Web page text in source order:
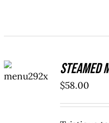
CART
/
Steamed
$58.00